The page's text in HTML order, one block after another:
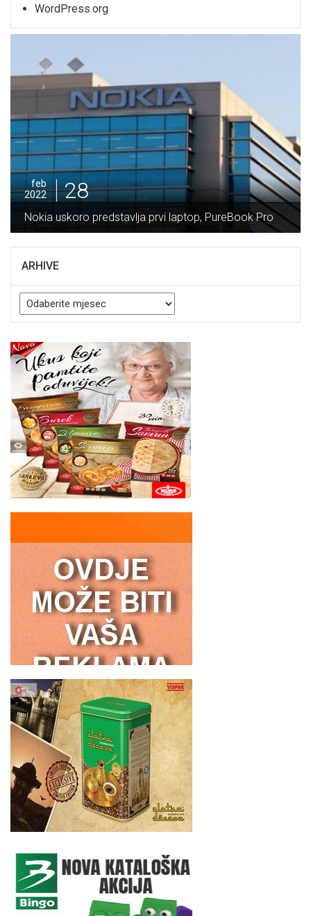
WordPress.org
feb
2022
28
Nokia uskoro predstavlja prvi laptop, PureBook Pro
ARHIVE
Arhive